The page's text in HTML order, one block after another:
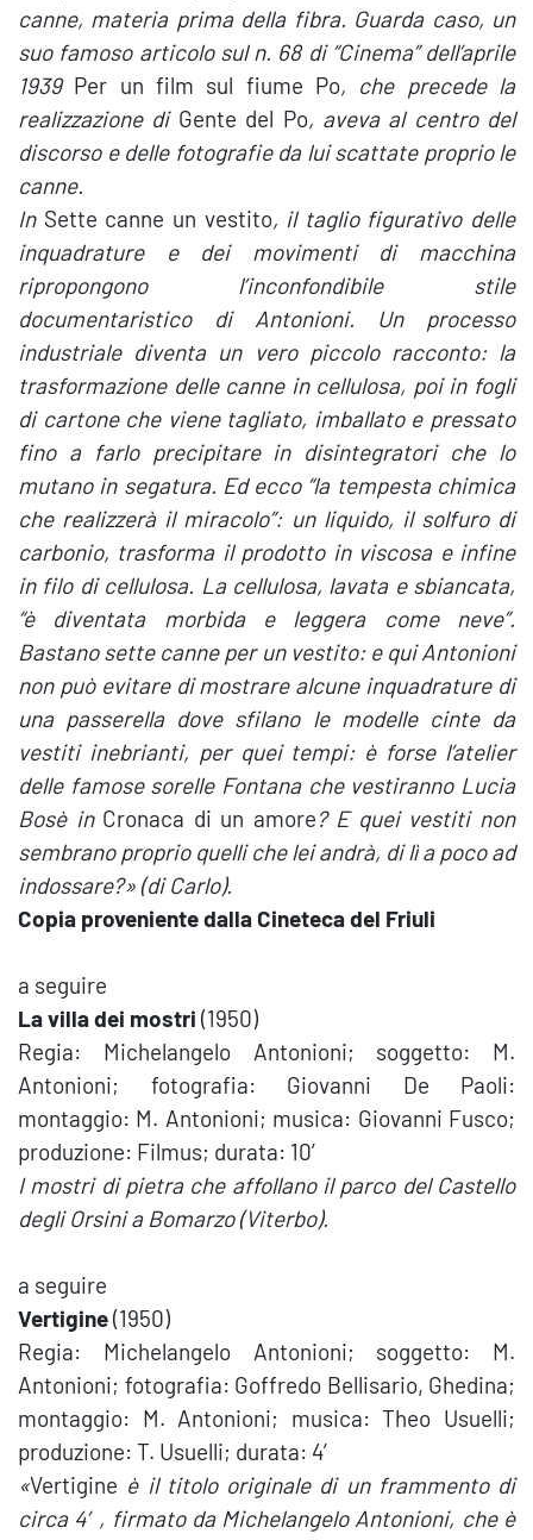
canne, materia prima della fibra. Guarda caso, un
suo famoso articolo sul n. 68 di “Cinema” dell’aprile
1939Per un film sul fiume Po, che precede la
realizzazione diGente del Po, aveva al centro del
discorso e delle fotografie da lui scattate proprio le
canne.
InSette canne un vestito, il taglio figurativo delle
inquadrature e dei movimenti di macchina
ripropongono l’inconfondibile stile
documentaristico di Antonioni. Un processo
industriale diventa un vero piccolo racconto: la
trasformazione delle canne in cellulosa, poi in fogli
di cartone che viene tagliato, imballato e pressato
fino a farlo precipitare in disintegratori che lo
mutano in segatura. Ed ecco “la tempesta chimica
che realizzerà il miracolo”: un liquido, il solfuro di
carbonio, trasforma il prodotto in viscosa e infine
in filo di cellulosa. La cellulosa, lavata e sbiancata,
“è diventata morbida e leggera come neve”.
Bastano sette canne per un vestito: e qui Antonioni
non può evitare di mostrare alcune inquadrature di
una passerella dove sfilano le modelle cinte da
vestiti inebrianti, per quei tempi: è forse l’atelier
delle famose sorelle Fontana che vestiranno Lucia
Bosè inCronaca di un amore? E quei vestiti non
sembrano proprio quelli che lei andrà, di lì a poco ad
indossare?» (di Carlo).
Copia proveniente dalla Cineteca del Friuli
a seguire
La villa dei mostri (1950)
Regia: Michelangelo Antonioni; soggetto: M.
Antonioni; fotografia: Giovanni De Paoli:
montaggio: M. Antonioni; musica: Giovanni Fusco;
produzione: Filmus; durata: 10′
I mostri di pietra che affollano il parco del Castello
degli Orsini a Bomarzo (Viterbo).
a seguire
Vertigine(1950)
Regia: Michelangelo Antonioni; soggetto: M.
Antonioni; fotografia: Goffredo Bellisario, Ghedina;
montaggio: M. Antonioni; musica: Theo Usuelli;
produzione: T. Usuelli; durata: 4′
«Vertigine è il titolo originale di un frammento di
circa 4′, firmato da Michelangelo Antonioni, che è